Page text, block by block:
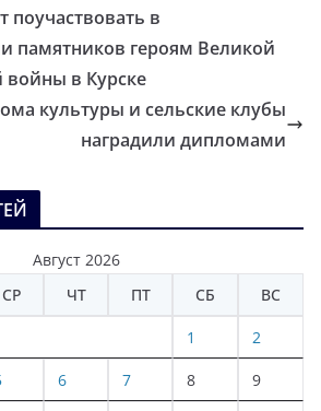
в
памятников героям Великой
войны в Курске
культуры и сельские клубы
наградили дипломами
Август 2026
СР ЧТ ПТ СБ ВС
1 2
6 7 8 9